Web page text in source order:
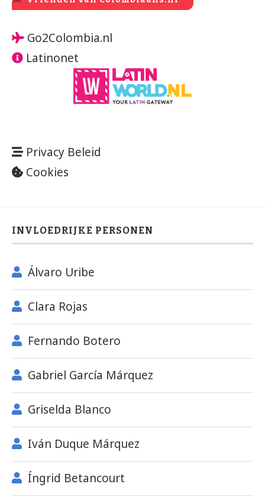
Go2Colombia.nl
Latinonet
Privacy Beleid
Cookies
INVLOEDRIJKE PERSONEN
Álvaro Uribe
Clara Rojas
Fernando Botero
Gabriel García Márquez
Griselda Blanco
Iván Duque Márquez
Íngrid Betancourt